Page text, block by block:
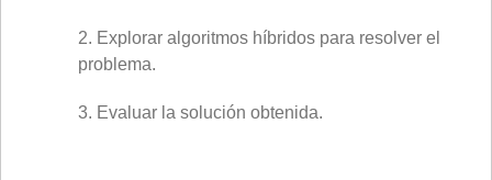
2. Explorar algoritmos híbridos para resolver el
problema.
3. Evaluar la solución obtenida.